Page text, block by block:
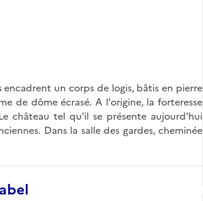
un corps de logis, bâtis en pierre
de dôme écrasé. A l'origine, la forteresse
château tel qu'il se présente aujourd'hui
Dans la salle des gardes, cheminée